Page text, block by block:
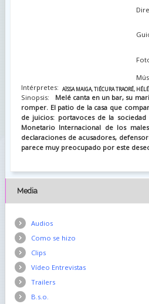
Intérpretes:
AÏSSA MAIGA, TIÉCURA TRAORÉ,
Sinopsis: Melé canta en un bar, su
romper. El patio de la casa que
de juicios: portavoces de la
Monetario Internacional de los
declaraciones de acusadores,
parece muy preocupado por este
Media
Audios
Como se hizo
Clips
Vídeo Entrevistas
Trailers
B.s.o.